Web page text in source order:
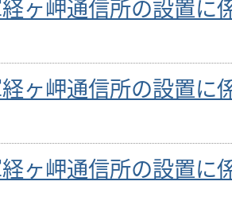
ヶ岬通信所の設置に
ヶ岬通信所の設置に
ヶ岬通信所の設置に